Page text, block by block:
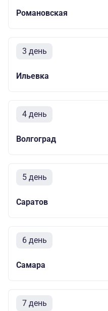
Романовская
3 день
Ильевка
4 день
Волгоград
5 день
Саратов
6 день
Самара
7 день